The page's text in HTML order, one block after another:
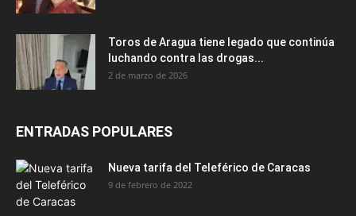
Toros de Aragua tiene legado que continúa
luchando contra las drogas...
2 de marzo de 2026
ENTRADAS POPULARES
Nueva tarifa del Teleférico de Caracas
9 de febrero de 2022